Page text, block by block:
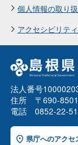
個人情報の取り
アクセシビリティ
法人番号
住所 〒690-8501
電話 0852-22-
県庁へのアクセ